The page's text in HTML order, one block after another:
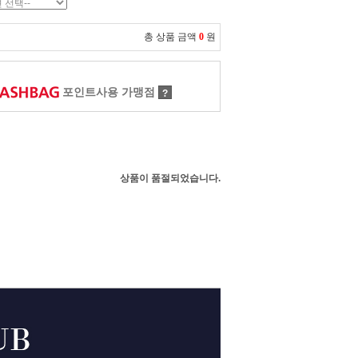
총 상품 금액 0 원
포인트사용 가맹점 ?
상품이 품절되었습니다.